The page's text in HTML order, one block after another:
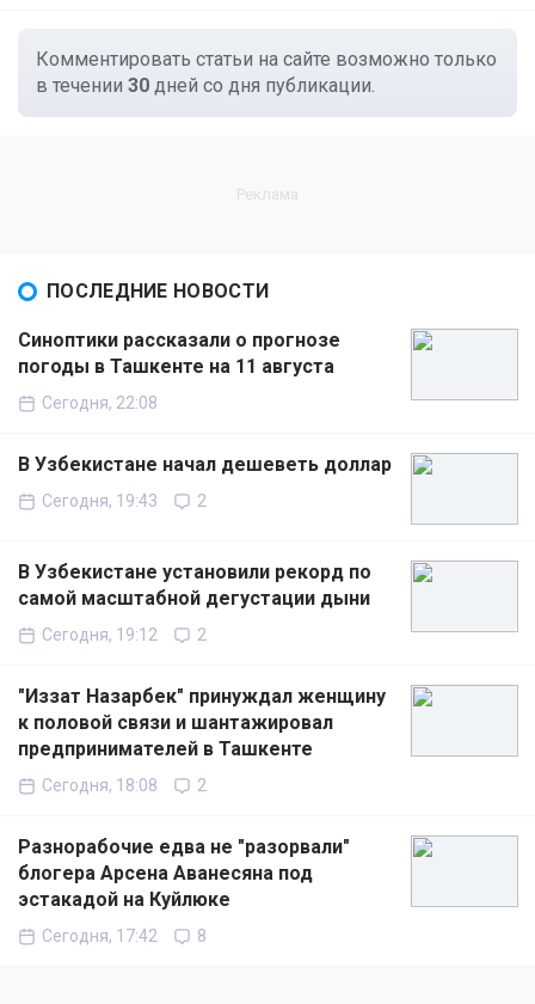
Комментировать статьи на сайте возможно только
в течении 30 дней со дня публикации.
ПОСЛЕДНИЕ НОВОСТИ
Синоптики рассказали о прогнозе
погоды в Ташкенте на 11 августа
Сегодня, 22:08
В Узбекистане начал дешеветь доллар
Сегодня, 19:43 2
В Узбекистане установили рекорд по
самой масштабной дегустации дыни
Сегодня, 19:12 2
"Иззат Назарбек" принуждал женщину
к половой связи и шантажировал
предпринимателей в Ташкенте
Сегодня, 18:08 2
Разнорабочие едва не "разорвали"
блогера Арсена Аванесяна под
эстакадой на Куйлюке
Сегодня, 17:42 8